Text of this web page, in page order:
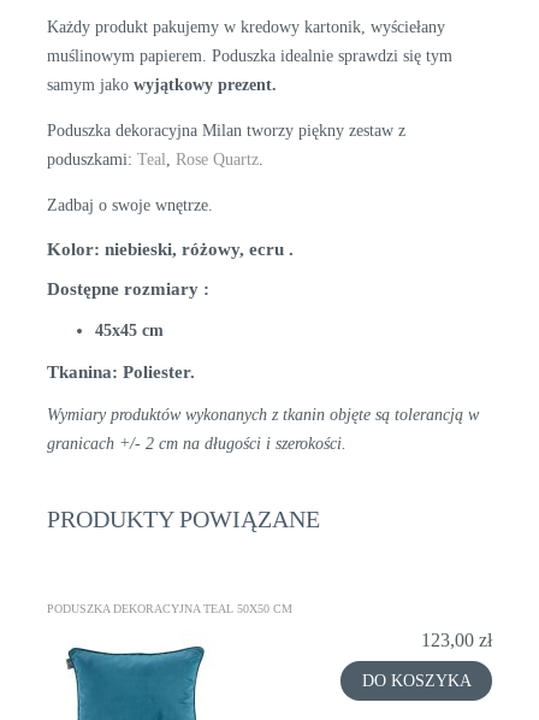
Każdy produkt pakujemy w kredowy kartonik, wyściełany
muślinowym papierem. Poduszka idealnie sprawdzi się tym
samym jako wyjątkowy prezent.
Poduszka dekoracyjna Milan tworzy piękny zestaw z
poduszkami: Teal, Rose Quartz.
Zadbaj o swoje wnętrze.
Kolor: niebieski, różowy, ecru .
Dostępne rozmiary :
45x45 cm
Tkanina: Poliester.
Wymiary produktów wykonanych z tkanin objęte są tolerancją w
granicach +/- 2 cm na długości i szerokości.
PRODUKTY POWIĄZANE
PODUSZKA DEKORACYJNA TEAL 50X50 CM
123,00 zł
DO KOSZYKA